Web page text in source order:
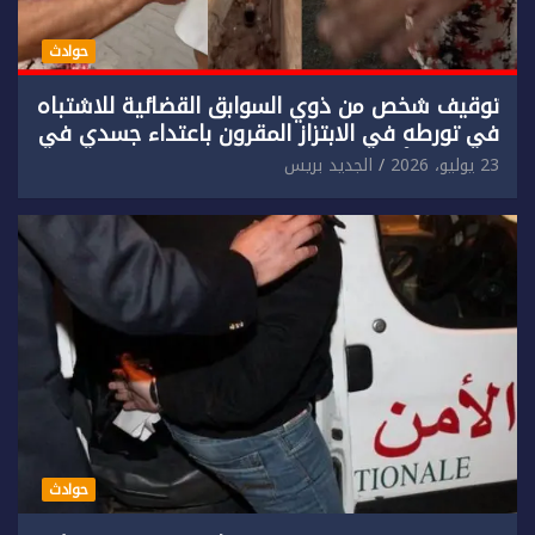
حوادث
توقيف شخص من ذوي السوابق القضائية للاشتباه
في تورطه في الابتزاز المقرون باعتداء جسدي في
حق سائح أجنبي.
23 يوليو، 2026 الجديد بريس
حوادث